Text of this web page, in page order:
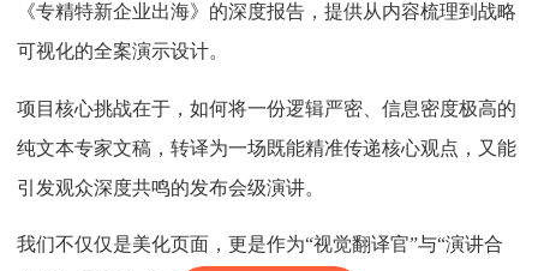
《专精特新企业出海》的深度报告，提供从内容梳理到战略
可视化的全案演示设计。
项目核心挑战在于，如何将一份逻辑严密、信息密度极高的
纯文本专家文稿，转译为一场既能精准传递核心观点，又能
引发观众深度共鸣的发布会级演讲。
我们不仅仅是美化页面，更是作为“视觉翻译官”与“演讲合